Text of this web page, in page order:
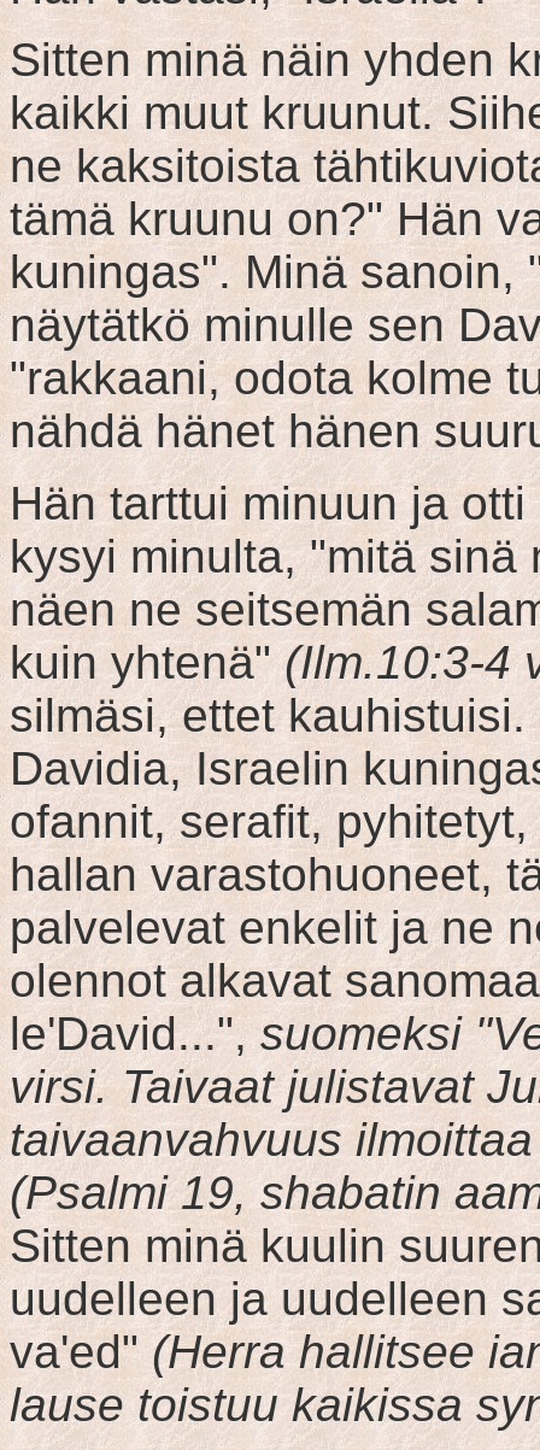
Sitten minä näin yhden
kaikki muut kruunut.
ne kaksitoista
tämä kruunu on?" Hän
kuningas". Minä sanoin,
näytätkö minulle sen
"rakkaani, odota kolme
nähdä hänet hänen
Hän tarttui minuun ja
kysyi minulta, "mitä sinä
näen ne seitsemän
kuin yhtenä"(Ilm.10:3-4
silmäsi, ettet
Davidia, Israelin
ofannit, serafit,
hallan varastohuoneet,
palvelevat enkelit ja ne
olennot alkavat
le'David...", suomeksi
virsi. Taivaat julistavat
taivaanvahvuus
(Psalmi 19, shabatin
Sitten minä kuulin
uudelleen ja uudelleen
va'ed" (Herra hallitsee
lause toistuu kaikissa